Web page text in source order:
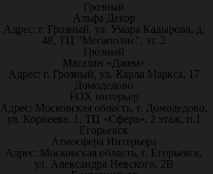
Грозный
Альфа Декор
Адрес: г. Грозный, ул. Умара Кадырова, д.
48, ТЦ "Мегаполис", эт. 2
Грозный
Магазин «Джем»
Адрес: г. Грозный, ул. Карла Маркса, 17
Домодедово
FOX интерьер
Адрес: Московская область, г. Домодедово,
ул. Корнеева, 1, ТЦ «Сфера», 2 этаж, п.1
Егорьевск
Атмосфера Интерьера
Адрес: Московская область, г. Егорьевск,
ул. Александра Невского, 2В